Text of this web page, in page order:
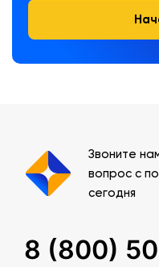
Звоните
вопрос с
сегодня
8 (800)